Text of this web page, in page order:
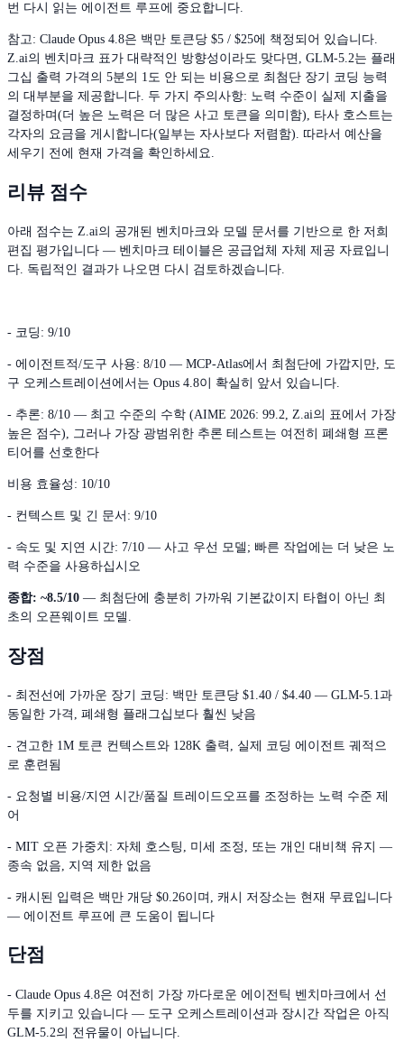
번 다시 읽는 에이전트 루프에 중요합니다.
참고: Claude Opus 4.8은 백만 토큰당 $5 / $25에 책정되어 있습니다.
Z.ai의 벤치마크 표가 대략적인 방향성이라도 맞다면, GLM-5.2는 플래
그십 출력 가격의 5분의 1도 안 되는 비용으로 최첨단 장기 코딩 능력
의 대부분을 제공합니다. 두 가지 주의사항: 노력 수준이 실제 지출을
결정하며(더 높은 노력은 더 많은 사고 토큰을 의미함), 타사 호스트는
각자의 요금을 게시합니다(일부는 자사보다 저렴함). 따라서 예산을
세우기 전에 현재 가격을 확인하세요.
리뷰 점수
아래 점수는 Z.ai의 공개된 벤치마크와 모델 문서를 기반으로 한 저희
편집 평가입니다 — 벤치마크 테이블은 공급업체 자체 제공 자료입니
다. 독립적인 결과가 나오면 다시 검토하겠습니다.
- 코딩: 9/10
- 에이전트적/도구 사용: 8/10 — MCP-Atlas에서 최첨단에 가깝지만, 도
구 오케스트레이션에서는 Opus 4.8이 확실히 앞서 있습니다.
- 추론: 8/10 — 최고 수준의 수학 (AIME 2026: 99.2, Z.ai의 표에서 가장
높은 점수), 그러나 가장 광범위한 추론 테스트는 여전히 폐쇄형 프론
티어를 선호한다
비용 효율성: 10/10
- 컨텍스트 및 긴 문서: 9/10
- 속도 및 지연 시간: 7/10 — 사고 우선 모델; 빠른 작업에는 더 낮은 노
력 수준을 사용하십시오
종합: ~8.5/10 — 최첨단에 충분히 가까워 기본값이지 타협이 아닌 최
초의 오픈웨이트 모델.
장점
- 최전선에 가까운 장기 코딩: 백만 토큰당 $1.40 / $4.40 — GLM-5.1과
동일한 가격, 폐쇄형 플래그십보다 훨씬 낮음
- 견고한 1M 토큰 컨텍스트와 128K 출력, 실제 코딩 에이전트 궤적으
로 훈련됨
- 요청별 비용/지연 시간/품질 트레이드오프를 조정하는 노력 수준 제
어
- MIT 오픈 가중치: 자체 호스팅, 미세 조정, 또는 개인 대비책 유지 —
종속 없음, 지역 제한 없음
- 캐시된 입력은 백만 개당 $0.26이며, 캐시 저장소는 현재 무료입니다
— 에이전트 루프에 큰 도움이 됩니다
단점
- Claude Opus 4.8은 여전히 가장 까다로운 에이전틱 벤치마크에서 선
두를 지키고 있습니다 — 도구 오케스트레이션과 장시간 작업은 아직
GLM-5.2의 전유물이 아닙니다.